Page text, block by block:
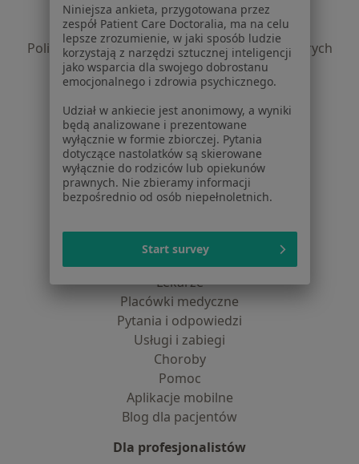
Polityka prywatności pacjentów
Polityka prywatności profesjonalistów
Polityka prywatności dla profesjonalistów, których
dane pozyskaliśmy samodzielnie
Polityka cookies
Jak działają wyniki wyszukiwania
Dostępność
O nas
Praca Rekrutujemy!
Partnerzy
Centrum prasowe
Dla pacjentów
Lekarze
Placówki medyczne
Pytania i odpowiedzi
Usługi i zabiegi
Choroby
Pomoc
Aplikacje mobilne
Blog dla pacjentów
Dla profesjonalistów
Niniejsza ankieta, przygotowana przez
zespół Patient Care Doctoralia, ma na celu
lepsze zrozumienie, w jaki sposób ludzie
korzystają z narzędzi sztucznej inteligencji
jako wsparcia dla swojego dobrostanu
emocjonalnego i zdrowia psychicznego.
Udział w ankiecie jest anonimowy, a wyniki
będą analizowane i prezentowane
wyłącznie w formie zbiorczej. Pytania
dotyczące nastolatków są skierowane
wyłącznie do rodziców lub opiekunów
prawnych. Nie zbieramy informacji
bezpośrednio od osób niepełnoletnich.
Start survey